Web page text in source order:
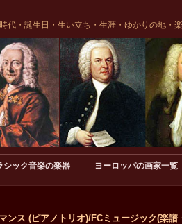
代・誕生日・生い立ち・生涯・ゆかりの地・
シック音楽の楽器 ヨーロッパの画家一覧
ンス (ピアノトリオ)/FCミュージック(楽譜